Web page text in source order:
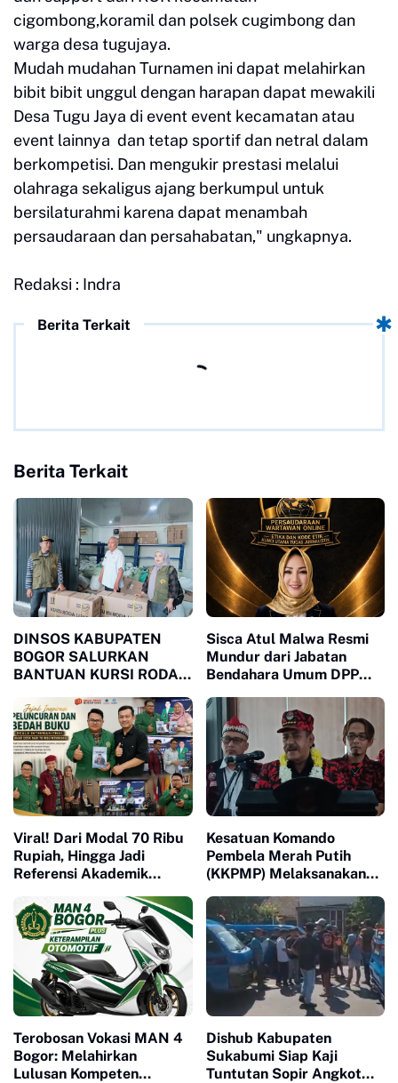
cigombong,koramil dan polsek cugimbong dan
warga desa tugujaya.
Mudah mudahan Turnamen ini dapat melahirkan
bibit bibit unggul dengan harapan dapat mewakili
Desa Tugu Jaya di event event kecamatan atau
event lainnya dan tetap sportif dan netral dalam
berkompetisi. Dan mengukir prestasi melalui
olahraga sekaligus ajang berkumpul untuk
bersilaturahmi karena dapat menambah
persaudaraan dan persahabatan," ungkapnya.
Redaksi : Indra
Berita Terkait
Berita Terkait
DINSOS KABUPATEN
BOGOR SALURKAN
BANTUAN KURSI RODA
JAWAB KEBUTUHAN
WARGA MEGAMENDUNG
DAN CIOMAS
Sisca Atul Malwa Resmi
Mundur dari Jabatan
Bendahara Umum DPP
Viral! Dari Modal 70 Ribu
Rupiah, Hingga Jadi
Referensi Akademik
Ja'far Hasibuan
diluncurkan di UI
Kesatuan Komando
Pembela Merah Putih
(KKPMP) Melaksanakan
Terobosan Vokasi MAN 4
Bogor: Melahirkan
Lulusan Kompeten
Dishub Kabupaten
Sukabumi Siap Kaji
Tuntutan Sopir Angkot